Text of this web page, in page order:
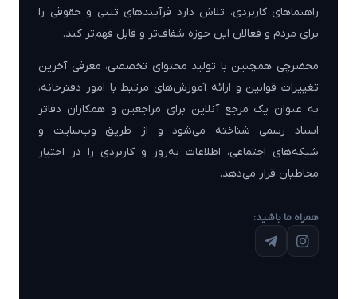
راهنماهای کاربردی، تلاش دارد فرآیندهای ثبتی و حقوقی را
برای مردم و فعالان این حوزه شفاف‌تر و قابل فهم‌تر کند.
محضرچی همچنین با تولید محتوای تخصصی، معرفی آخرین
تغییرات قوانین و ارائه آموزش‌های مرتبط با امور دفترخانه،
به عنوان یک مرجع آنلاین برای مراجعین و همکاران دفاتر
اسناد رسمی شناخته می‌شود و از طریق وب‌سایت و
شبکه‌های اجتماعی، اطلاعات به‌روز و کاربردی را در اختیار
مخاطبان قرار می‌دهد.
همراه ما باشید: